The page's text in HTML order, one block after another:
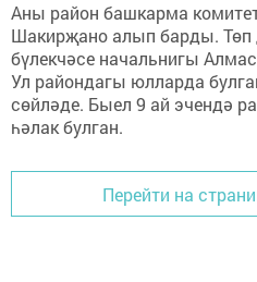
Аны район башкарма
Шакирҗано алып барды. Төп
бүлекчәсе начальнигы
Ул райондагы юлларда
сөйләде. Быел 9 ай эчендә
һәлак булган.
Перейти на